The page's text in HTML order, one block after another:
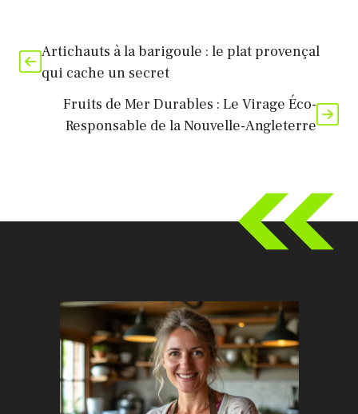
Artichauts à la barigoule : le plat provençal
qui cache un secret
Fruits de Mer Durables : Le Virage Éco-
Responsable de la Nouvelle-Angleterre